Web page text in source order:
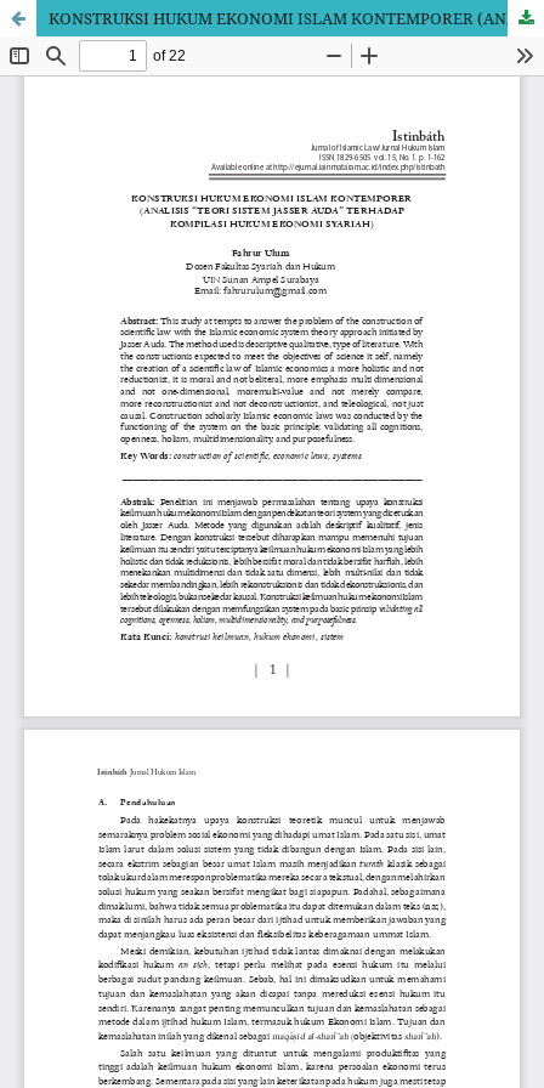
KONSTRUKSI HUKUM EKONOMI ISLAM KONTEMPORER (ANALISIS "TEORI SISTEM JASSER AUDA" TERHADAP KOMPILASI HUKUM EKONOMI SYARIAH)